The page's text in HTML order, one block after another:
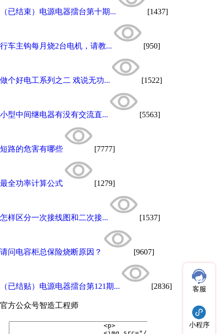
（已结束）电源电器擂台第十期... [1437]
行车主钩每月烧2台电机，请教... [950]
做个好电工系列之二 戏说无功... [1522]
小型中间继电器有没有交流直... [5563]
短路的危害有哪些 [7777]
最全功率计算公式 [1279]
怎样区分一次接线图和二次接... [1537]
请问电容柜总保险烧断原因？ [9607]
（已结贴）电源电器擂台第121期... [2836]
官方公众号智造工程师
客服
小程序